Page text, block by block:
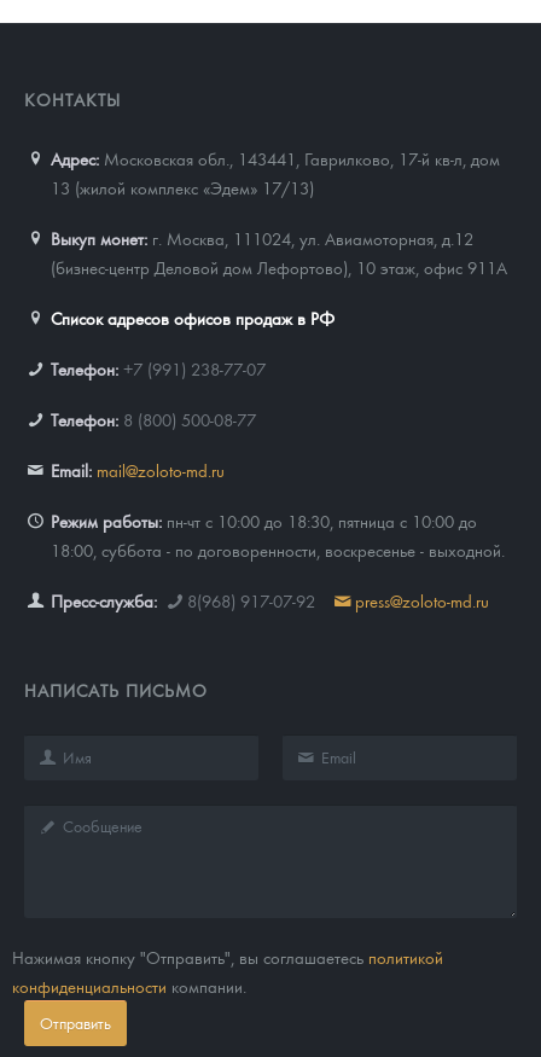
КОНТАКТЫ
Адрес: Московская обл., 143441
Гаврилково, 17-й кв-л, дом
13 (жилой комплекс «Эдем» 17/13)
Выкуп монет: г. Москва, 111024, ул. Авиамоторная, д.12
(бизнес-центр Деловой дом Лефортово), 10 этаж, офис 911А
Список адресов офисов продаж в РФ
Телефон: +7 (991) 238-77-07
Телефон: 8 (800) 500-08-77
Email: mail@zoloto-md.ru
Режим работы: пн-чт с 10:00 до 18:30, пятница с 10:00 до
18:00, суббота - по договоренности, воскресенье - выходной.
Пресс-служба: 8(968) 917-07-92 press@zoloto-md.ru
НАПИСАТЬ ПИСЬМО
Нажимая кнопку "Отправить", вы соглашаетесь политикой
конфиденциальности компании.
Отправить